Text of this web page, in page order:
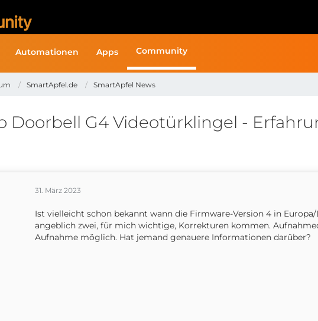
Automationen Apps Community
SmartApfel.de SmartApfel News
Doorbell G4 Videotürklingel -
31. März 2023
Ist vielleicht schon bekannt wann die Firmware-Version 4 in
angeblich zwei, für mich wichtige, Korrekturen kommen.
Aufnahme möglich. Hat jemand genauere Informationen darüber?